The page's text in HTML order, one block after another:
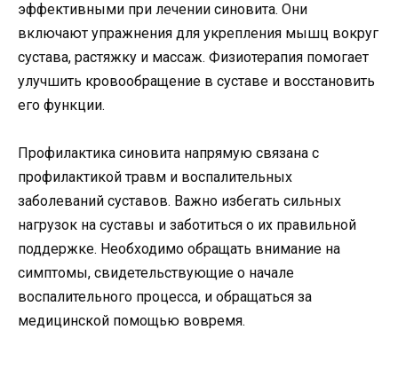
эффективными при лечении синовита. Они
включают упражнения для укрепления мышц вокруг
сустава, растяжку и массаж. Физиотерапия помогает
улучшить кровообращение в суставе и восстановить
его функции.
Профилактика синовита напрямую связана с
профилактикой травм и воспалительных
заболеваний суставов. Важно избегать сильных
нагрузок на суставы и заботиться о их правильной
поддержке. Необходимо обращать внимание на
симптомы, свидетельствующие о начале
воспалительного процесса, и обращаться за
медицинской помощью вовремя.